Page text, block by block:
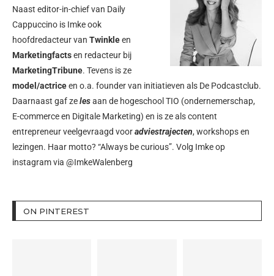
Naast editor-in-chief van Daily
Cappuccino is Imke ook
hoofdredacteur van Twinkleen
Marketingfactsen redacteur bij
MarketingTribune. Tevens is ze
model/actriceen o.a. founder van initiatieven als De Podcastclub.
Daarnaast gaf zelesaan de hogeschool TIO (ondernemerschap,
E-commerce en Digitale Marketing) en is ze als content
entrepreneur veelgevraagd vooradviestrajecten, workshops en
lezingen. Haar motto? “Always be curious”. Volg Imke op
instagram via @ImkeWalenberg
ON PINTEREST